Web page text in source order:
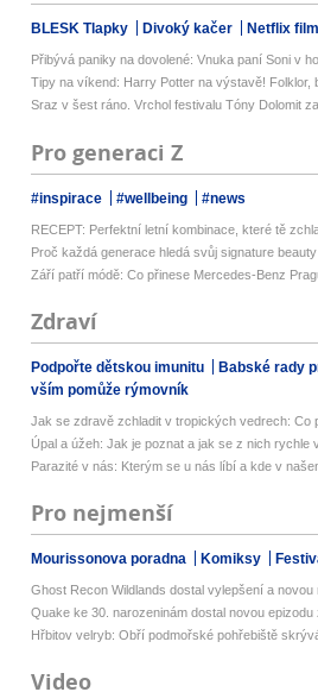
BLESK Tlapky Divoký kačer Netflix
Přibývá paniky na dovolené: Vnuka paní Soni v
Tipy na víkend: Harry Potter na výstavě! Folklor,
Sraz v šest ráno. Vrchol festivalu Tóny Dolomit
Pro generaci Z
#inspirace #wellbeing #news
RECEPT: Perfektní letní kombinace, které tě
Proč každá generace hledá svůj signature beauty
Září patří módě: Co přinese Mercedes-Benz
Zdraví
Podpořte dětskou imunitu Babské rady
vším pomůže rýmovník
Jak se zdravě zchladit v tropických vedrech: Co
Úpal a úžeh: Jak je poznat a jak se z nich rychle
Parazité v nás: Kterým se u nás líbí a kde v
Pro nejmenší
Mourissonova poradna Komiksy
Ghost Recon Wildlands dostal vylepšení a novou
Quake ke 30. narozeninám dostal novou epizodu
Hřbitov velryb: Obří podmořské pohřebiště
Video